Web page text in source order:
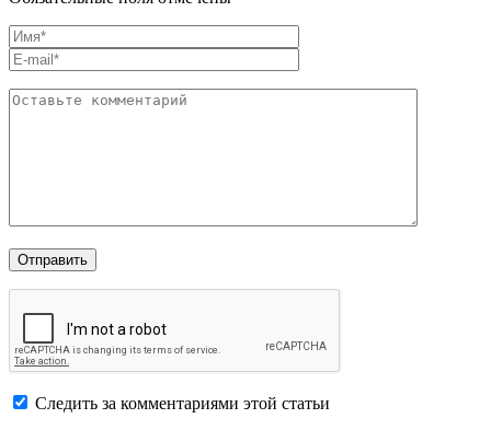
Следить за комментариями этой статьи